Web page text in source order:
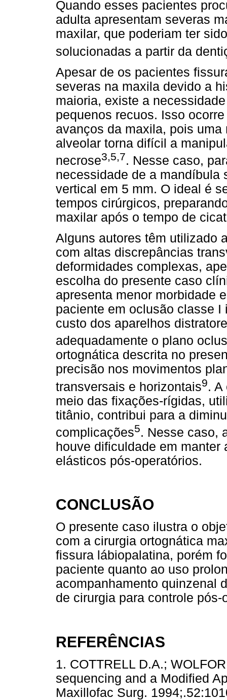
Quando esses pacientes
adulta apresentam severas
maxilar, que poderiam ter
solucionadas a partir da
Apesar de os pacientes
severas na maxila devido a
maioria, existe a
pequenos recuos. Isso
avanços da maxila, pois
alveolar torna difícil a
necrose3,5,7. Nesse caso,
necessidade de a mandíbula
vertical em 5 mm. O ideal é
tempos cirúrgicos,
maxilar após o tempo de
Alguns autores têm utilizado
com altas discrepâncias
deformidades complexas,
escolha do presente caso
apresenta menor morbidade
paciente em oclusão classe
custo dos aparelhos
adequadamente o plano
ortognática descrita no
precisão nos movimentos
transversais e horizontais9. A
meio das fixações-rígidas,
titânio, contribui para a
complicações5. Nesse caso,
houve dificuldade em
elásticos pós-operatórios.
CONCLUSÃO
O presente caso ilustra o
com a cirurgia ortognática
fissura lábiopalatina, porém
paciente quanto ao uso
acompanhamento quinzenal
de cirurgia para controle pós-
REFERÊNCIAS
1. COTTRELL D.A.;
sequencing and a Modified
Maxillofac Surg.